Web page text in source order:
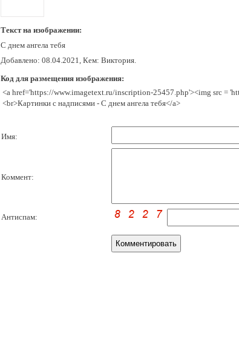
Текст на изображении:
С днем ангела тебя
Добавлено: 08.04.2021, Кем: Виктория.
Код для размещения изображения:
<a href='https://www.imagetext.ru/inscription-25457.php'><img src =
<br>Картинки с надписями - С днем ангела тебя</a>
Имя:
Коммент:
Антиспам: